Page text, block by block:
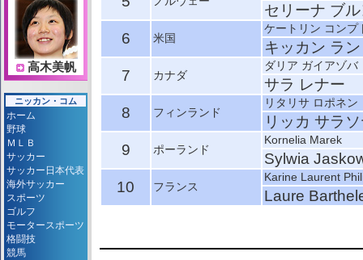
セリーナ ブ
6
米国
ケートリン コンプ
キッカン ラ
7
カナダ
ダリア ガイアゾバ
サラ レナー
8
フィンランド
リタリサ ロポネン
リッカ サラ
9
ポーランド
Kornelia Marek
Sylwia
10
フランス
Karine Laurent
Laure
高木美帆
ニッカン・コム
ホーム
野球
ＭＬＢ
サッカー
サッカー日本代表
海外サッカー
スポーツ
ゴルフ
モータースポーツ
格闘技
競馬